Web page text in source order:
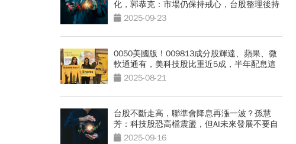
化，郭恭克：市場仍保持戒心，台股整理後持
續向上
2025-09-23
0050美國版！009813成分股輝達、蘋果、微
軟通通有，美科技股比重近5成，半年配息這
天開募
2025-08-21
台股不斷走高，聯準會降息再漲一波？孫慧
芳：科技股恐高檔震盪，但AI未來發展不要自
我設限
2025-09-16